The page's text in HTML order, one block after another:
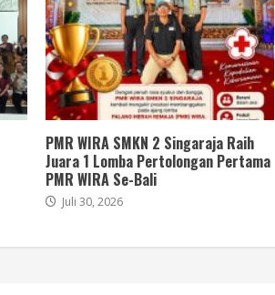
PMR WIRA SMKN 2 Singaraja Raih
Juara 1 Lomba Pertolongan Pertama
PMR WIRA Se-Bali
Juli 30, 2026